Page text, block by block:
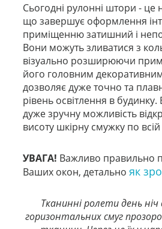
Сьогодні рулонні штори - це
що завершує оформлення
приміщенню затишний і
Вони можуть зливатися з
візуально розширюючи
його головним
дозволяє дуже точно та
рівень освітлення в
дуже зручну можливість
висоту шкірну смужку по всій
УВАГА! Важливо правильно
Ваших окон, детально як
Тканинні ролети день
горизонтальних смуг